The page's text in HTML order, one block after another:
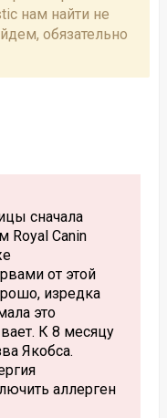
нам найти не
обязательно
сначала
Royal Canin
от этой
изредка
это
К 8 месяцу
Якобса.
аллерген